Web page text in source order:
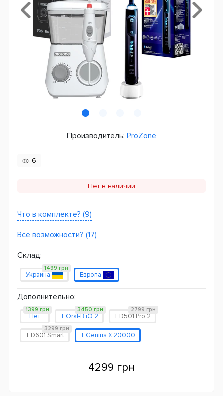
Производитель: ProZone
6
Нет в наличии
Что в комплекте? (9)
Все возможности? (17)
Склад:
Украина
1499 грн
Европа
Дополнительно:
Нет
1399 грн
+ Oral-B iO 2
3450 грн
+ D501 Pro 2
2799 грн
+ D601 Smart
3299 грн
+ Genius X 20000
4299 грн